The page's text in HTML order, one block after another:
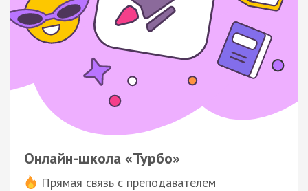
Онлайн-школа «Турбо»
Прямая связь с преподавателем